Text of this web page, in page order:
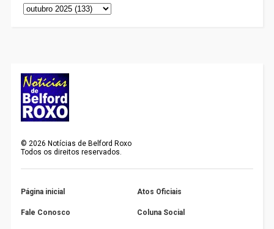
©2026 Notícias de Belford Roxo
Todos os direitos reservados.
Página inicial Atos Oficiais
Fale Conosco Coluna Social